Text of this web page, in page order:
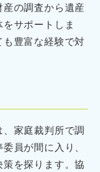
の調査から遺産
サポートしま
豊富な経験で対
家庭裁判所で調
員が間に入り、
を探ります。協